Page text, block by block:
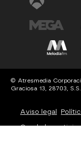
© Atresmedia
Graciosa 13, 28703,
Aviso legal
Cond. de